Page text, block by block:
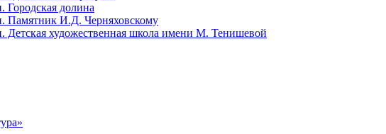
Городская долина
Памятник И.Д. Черняховскому
Детская художественная школа имени М. Тенишевой